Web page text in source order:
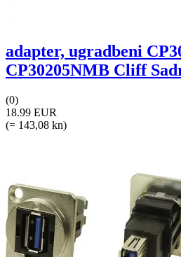
adapter, ugradbeni
CP30205NMB Cliff
(0)
18.99 EUR
(= 143,08 kn)